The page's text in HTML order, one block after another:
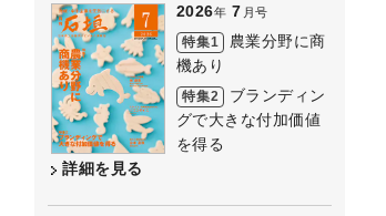
2026年 7 月号
特集1
農業分野に商
機あり
特集2
ブランディン
グで大きな付加価値
を得る
詳細を見る